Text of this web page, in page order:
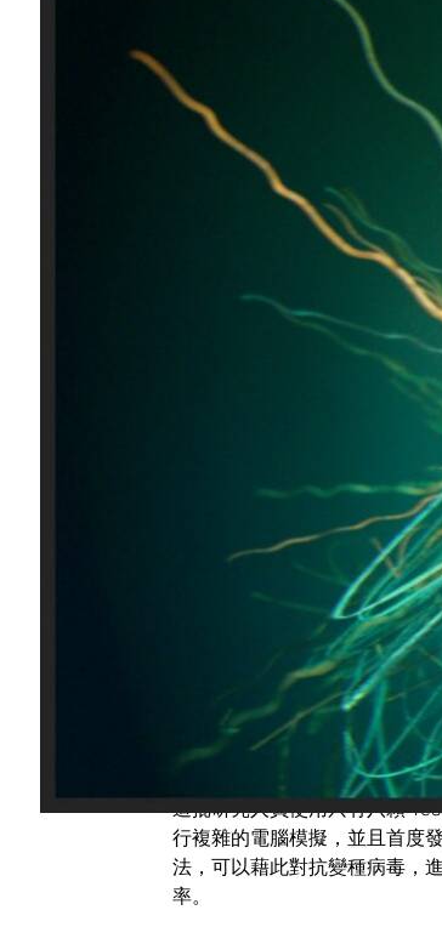
自從本公司五年前推出 Tesla
在當時開拓了新疆界，開創往
最新的全球前 500 最快超級電
排行榜上表現亮眼，再度彰顯
在最新的排行榜中，就有 52
Tesla GPU，數量足足是去年
月推出採用 Fermi 架構的
GPU 的系統上榜。今昔相比
這份全新排行榜透露一個十分
力。搭載 GPU 的系統排名曾
在過去，唯有身懷鉅額預算的
據最新的排行榜，多虧有了
過去的研究人員執行研究時，
所都能擁有一台專用的 GPU
在此提供一個絕佳案例:英國布
H1N1 致命病毒的研究上有了
變，使得克流感 (Tamiflu) 這
這批研究人員使用只有八顆
行複雜的電腦模擬，並且首度
法，可以藉此對抗變種病毒，
率。